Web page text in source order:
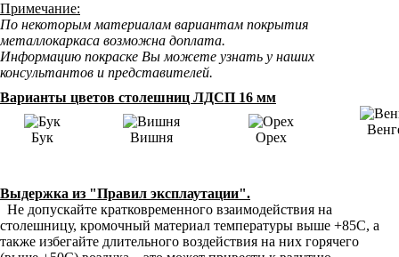
Примечание:
По некоторым материалам вариантам покрытия
металлокаркаса возможна доплата.
Информацию покраске Вы можете узнать у наших
консультантов и представителей.
Варианты цветов столешниц ЛДСП 16 мм
Бук Вишня Орех
Выдержка из "Правил эксплаутации".
Не допускайте кратковременного взаимодействия на
столешницу, кромочный материал температуры выше +85С, а
также избегайте длительного воздействия на них горячего